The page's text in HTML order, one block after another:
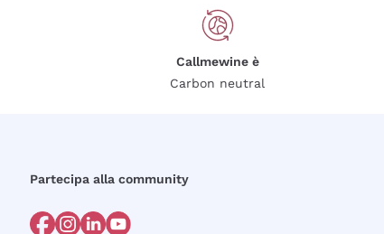
Callmewine è
Carbon neutral
Partecipa alla community